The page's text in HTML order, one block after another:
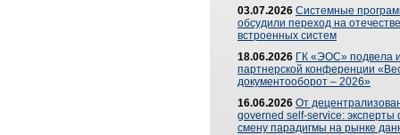
03.07.2026 Системные
обсудили переход на
встроенных систем
18.06.2026 ГК «ЭОС» подвела
партнерской конференции
документооборот – 2026»
16.06.2026 От
governed self-service: эксперты
смену парадигмы на рынке